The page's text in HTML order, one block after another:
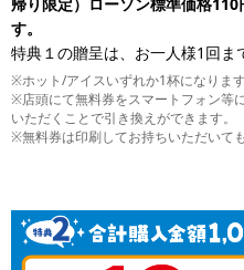
す。
特典１の贈呈は、お一人様1回ま
※ホット/アイスいずれか1杯になります
※店頭にて無料券をスマートフォン等
いただくことで引き換えができます。
※無料券は印刷してお持ちいただいて